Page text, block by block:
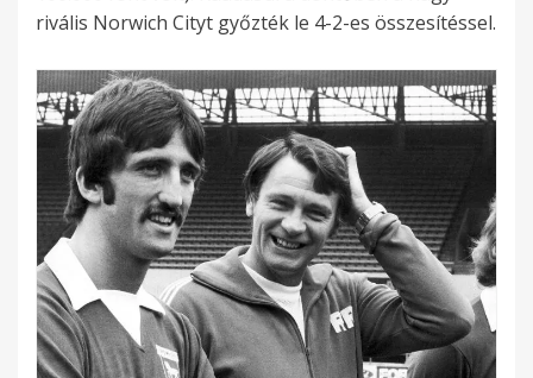
rivális Norwich Cityt győzték le 4-2-es összesítéssel.